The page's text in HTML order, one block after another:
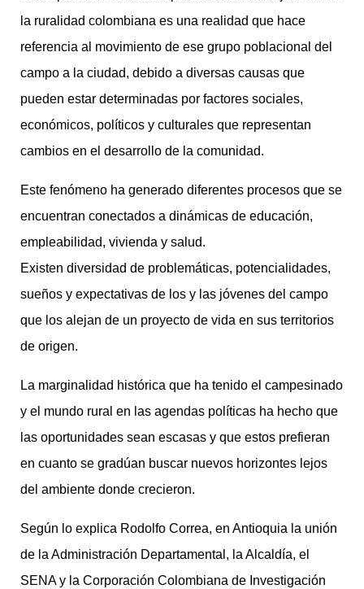
la ruralidad colombiana es una realidad que hace
referencia al movimiento de ese grupo poblacional del
campo a la ciudad, debido a diversas causas que
pueden estar determinadas por factores sociales,
económicos, políticos y culturales que representan
cambios en el desarrollo de la comunidad.
Este fenómeno ha generado diferentes procesos que se
encuentran conectados a dinámicas de educación,
empleabilidad, vivienda y salud.
Existen diversidad de problemáticas, potencialidades,
sueños y expectativas de los y las jóvenes del campo
que los alejan de un proyecto de vida en sus territorios
de origen.
La marginalidad histórica que ha tenido el campesinado
y el mundo rural en las agendas políticas ha hecho que
las oportunidades sean escasas y que estos prefieran
en cuanto se gradúan buscar nuevos horizontes lejos
del ambiente donde crecieron.
Según lo explica Rodolfo Correa, en Antioquia la unión
de la Administración Departamental, la Alcaldía, el
SENA y la Corporación Colombiana de Investigación